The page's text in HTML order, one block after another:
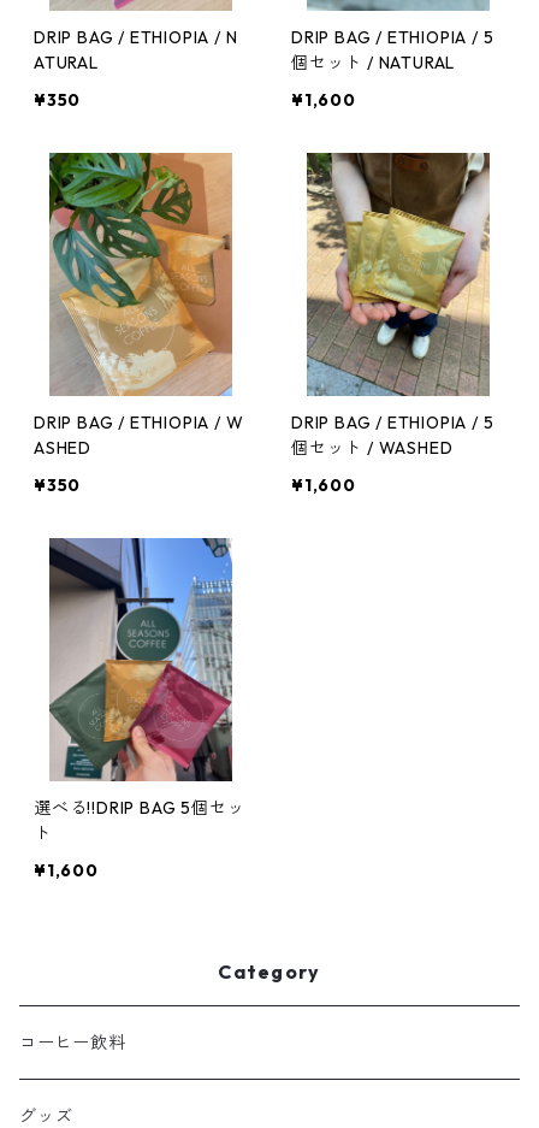
DRIP BAG / ETHIOPIA / N
ATURAL
¥350
DRIP BAG / ETHIOPIA / 5
個セット / NATURAL
¥1,600
DRIP BAG / ETHIOPIA / W
ASHED
¥350
DRIP BAG / ETHIOPIA / 5
個セット / WASHED
¥1,600
選べる!!DRIP BAG 5個セッ
ト
¥1,600
Category
コーヒー飲料
グッズ